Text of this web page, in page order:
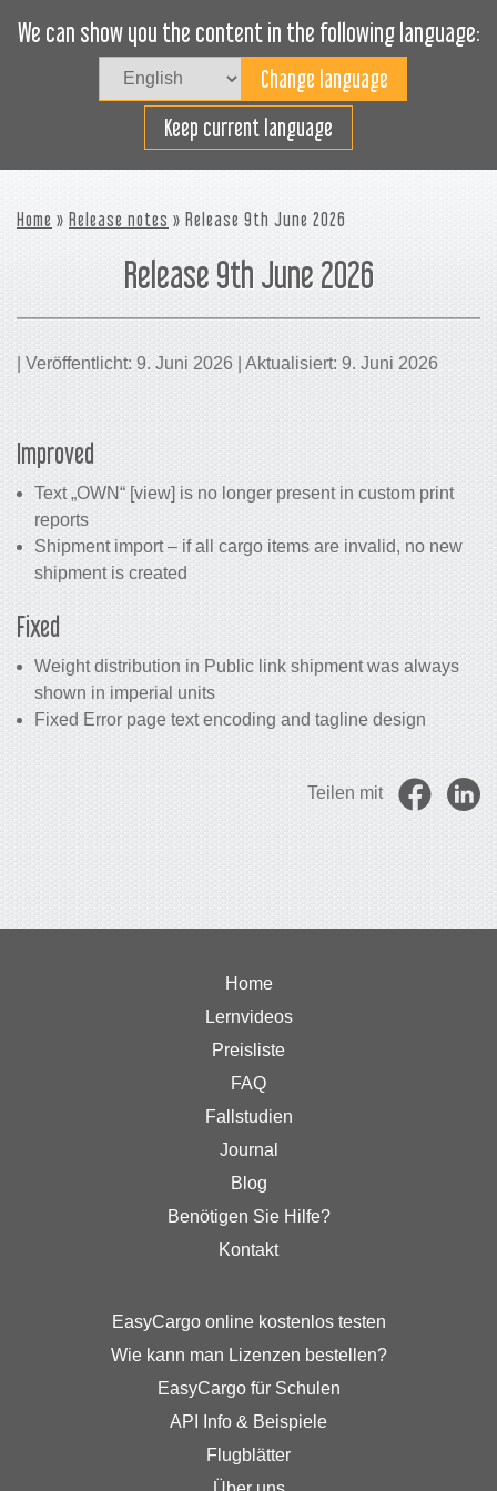
We can show you the content in the following language:
Keep current language
Effizientes Laden
Home » Release notes » Release 9th June 2026
Release 9th June 2026
| Veröffentlicht: 9. Juni 2026 | Aktualisiert: 9. Juni 2026
Improved
Text „OWN“ [view] is no longer present in custom print
reports
Shipment import – if all cargo items are invalid, no new
shipment is created
Fixed
Weight distribution in Public link shipment was always
shown in imperial units
Fixed Error page text encoding and tagline design
Teilen mit
Home
Lernvideos
Preisliste
FAQ
Fallstudien
Journal
Blog
Benötigen Sie Hilfe?
Kontakt
EasyCargo online kostenlos testen
Wie kann man Lizenzen bestellen?
EasyCargo für Schulen
API Info & Beispiele
Flugblätter